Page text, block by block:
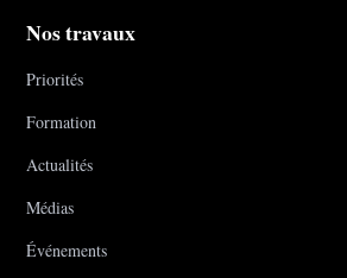
Nos travaux
Priorités
Formation
Actualités
Médias
Événements